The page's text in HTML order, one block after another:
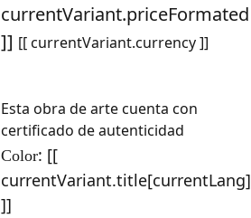
currentVariant.priceFormated
]] [[ currentVariant.currency ]]
Esta obra de arte cuenta con
certificado de autenticidad
Color: [[
currentVariant.title[currentLang]
]]